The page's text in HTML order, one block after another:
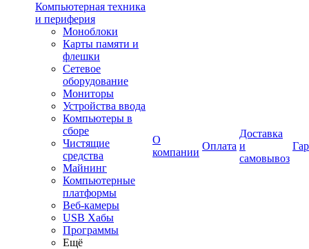
Компьютерная техника
и периферия
Моноблоки
Карты памяти и
флешки
Сетевое
оборудование
Мониторы
Устройства ввода
Компьютеры в
сборе
Чистящие
средства
Майнинг
Компьютерные
платформы
Веб-камеры
USB Хабы
Программы
Ещё
О
компании
Оплата
Доставка
и
самовывоз